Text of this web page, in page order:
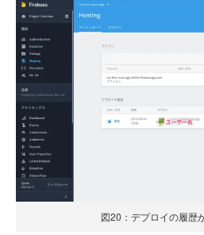
図20：デプロイの履歴